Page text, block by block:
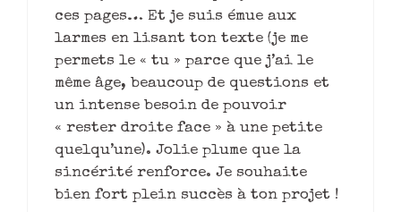
ces pages… Et je suis émue aux
larmes en lisant ton texte (je me
permets le « tu » parce que j’ai le
même âge, beaucoup de questions et
un intense besoin de pouvoir
« rester droite face » à une petite
quelqu’une). Jolie plume que la
sincérité renforce. Je souhaite
bien fort plein succès à ton projet !